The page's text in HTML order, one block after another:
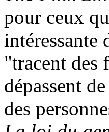
pour ceux
intéressante
"tracent des
dépassent
des